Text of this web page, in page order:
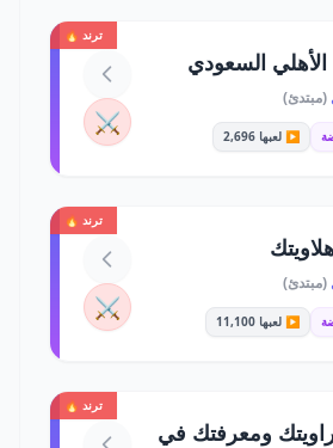
ترند 🔥
الأهلي السعودي
(مبتدئ)
▶️ لعبها 2,696 ⚔️
ترند 🔥
(مبتدئ)
▶️ لعبها 11,100 ⚔️
ترند 🔥
ومعرفتك في